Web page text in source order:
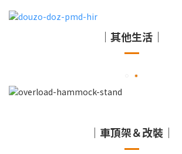
｜其他生活｜
｜車頂架＆改裝｜